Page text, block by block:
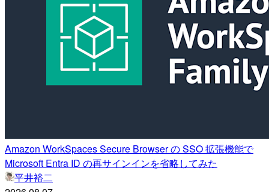
Amazon WorkSpaces Secure Browser の SSO 拡張機能で
Microsoft Entra ID の再サインインを省略してみた
平井裕二